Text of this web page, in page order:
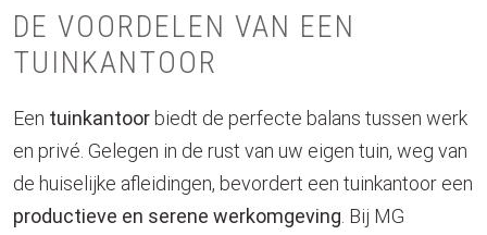
DE VOORDELEN VAN EEN
TUINKANTOOR
Een tuinkantoor biedt de perfecte balans tussen werk
en privé. Gelegen in de rust van uw eigen tuin, weg van
de huiselijke afleidingen, bevordert een tuinkantoor een
productieve en serene werkomgeving . Bij MG